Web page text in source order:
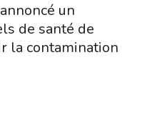
un
de santé de
la contamination